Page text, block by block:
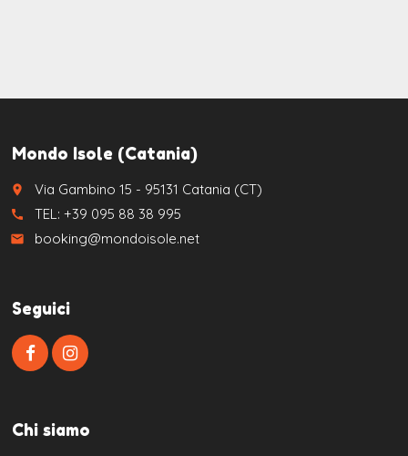
Mondo Isole (Catania)
place Via Gambino 15 - 95131 Catania (CT)
call TEL: +39 095 88 38 995
email booking@mondoisole.net
Seguici
Chi siamo